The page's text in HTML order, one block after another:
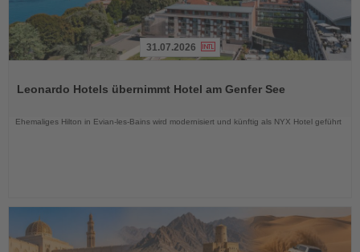
die
31.07.2026
Leonardo Hotels übernimmt Hotel am Genfer See
Ehemaliges Hilton in Evian-les-Bains wird modernisiert und künftig als NYX Hotel geführt